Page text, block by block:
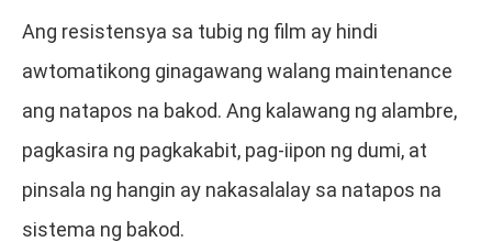
Ang resistensya sa tubig ng film ay hindi
awtomatikong ginagawang walang maintenance
ang natapos na bakod. Ang kalawang ng alambre,
pagkasira ng pagkakabit, pag-iipon ng dumi, at
pinsala ng hangin ay nakasalalay sa natapos na
sistema ng bakod.